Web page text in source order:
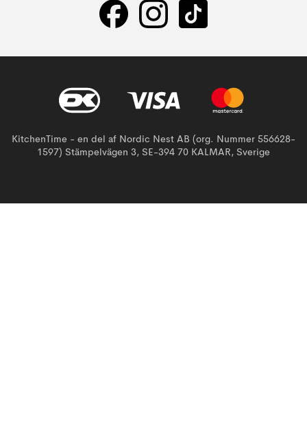
KitchenTime - en del af Nordic Nest AB (org. Nummer 556628-
1597) Stämpelvägen 3, SE-394 70 KALMAR, Sverige